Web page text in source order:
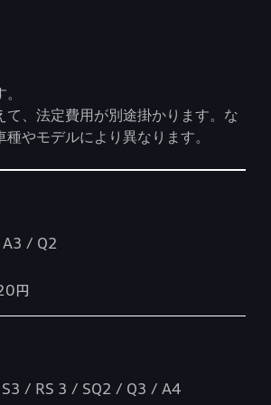
、法定費用が別途掛かります。な
やモデルにより異なります。
/ Q2
円
/ RS 3 / SQ2 / Q3 / A4